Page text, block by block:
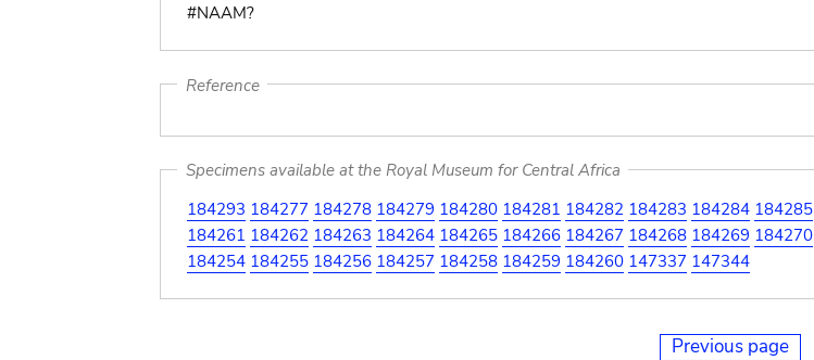
#NAAM?
Reference
Specimens available at the Royal Museum for Central Africa
184293 184277 184278 184279 184280 184281 184282 184283 184284 184285
184261 184262 184263 184264 184265 184266 184267 184268 184269 184270
184254 184255 184256 184257 184258 184259 184260 147337 147344
Previous page